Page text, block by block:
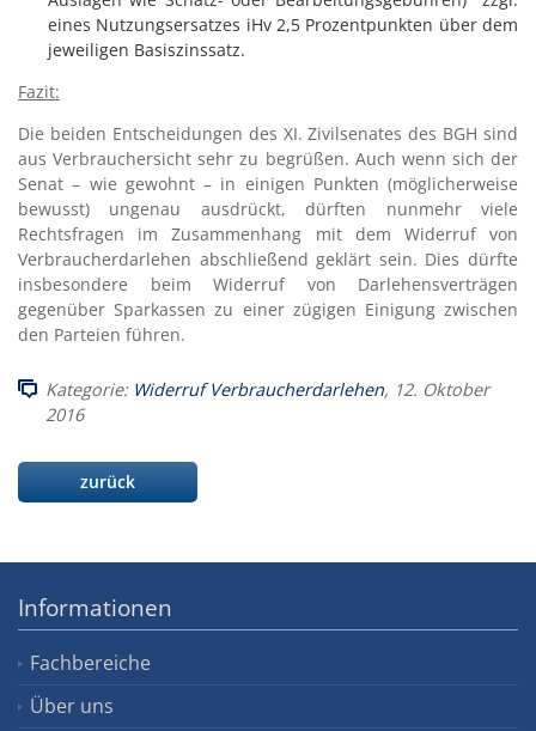
eines Nutzungsersatzes iHv 2,5 Prozentpunkten über dem
jeweiligen Basiszinssatz.
Fazit:
Die beiden Entscheidungen des XI. Zivilsenates des BGH sind
aus Verbrauchersicht sehr zu begrüßen. Auch wenn sich der
Senat – wie gewohnt – in einigen Punkten (möglicherweise
bewusst) ungenau ausdrückt, dürften nunmehr viele
Rechtsfragen im Zusammenhang mit dem Widerruf von
Verbraucherdarlehen abschließend geklärt sein. Dies dürfte
insbesondere beim Widerruf von Darlehensverträgen
gegenüber Sparkassen zu einer zügigen Einigung zwischen
den Parteien führen.
Kategorie: Widerruf Verbraucherdarlehen, 12. Oktober
2016
zurück
Informationen
Fachbereiche
Über uns